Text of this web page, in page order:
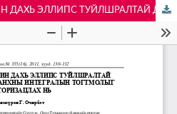
ЭЕРЭГ КЕРР СУУРЬ ОРЧИН ДАХЬ ЭЛЛИПС ТУЙЛШРАЛТАЙ ДОЛГИОНД ХАРГАЛЗАХ АНХНЫ ИНТЕГРАЛЫН ТОГТМОЛЫГ ФАКТОРИЗАЦЛАХ НЬ